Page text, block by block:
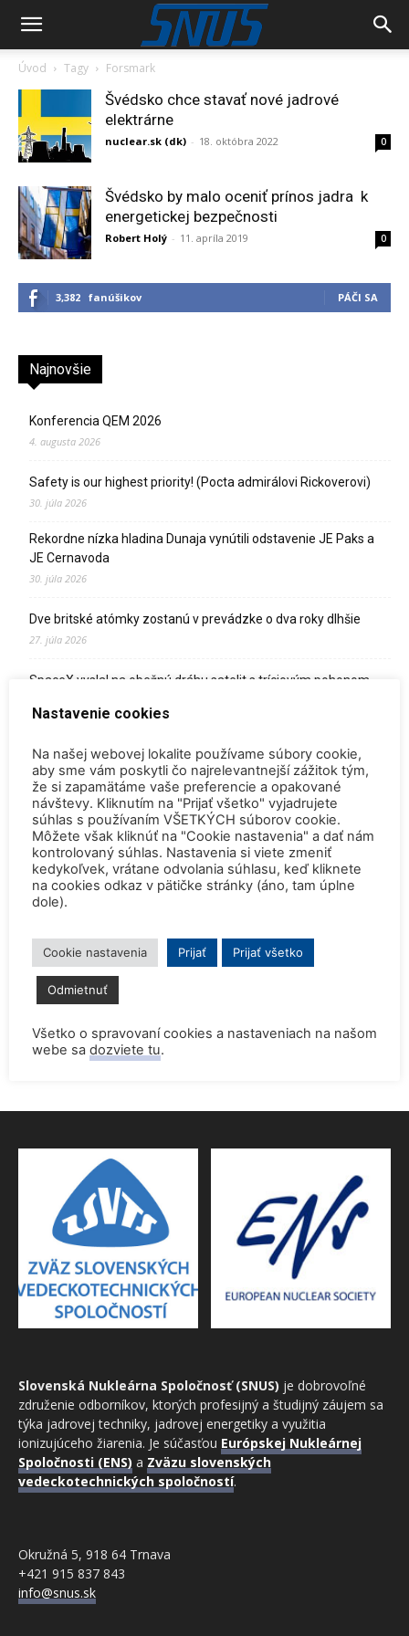
Úvod Tagy Forsmark
Švédsko chce stavať nové jadrové
elektrárne
nuclear.sk (dk) - 18. októbra 2022 0
Švédsko by malo oceniť prínos jadra k
energetickej bezpečnosti
Robert Holý - 11. apríla 2019 0
3,382 fanúšikov PÁČI SA
Najnovšie
Konferencia QEM 2026
4. augusta 2026
Safety is our highest priority! (Pocta admirálovi Rickoverovi)
30. júla 2026
Rekordne nízka hladina Dunaja vynútili odstavenie JE Paks a
JE Cernavoda
30. júla 2026
Dve britské atómky zostanú v prevádzke o dva roky dlhšie
27. júla 2026
SpaceX vyslal na obežnú dráhu satelit s tríciovým pohonom
2. júla 2026
Palivo v Mochovciach 4: Slovensko upevňuje pozíciu medzi
jadrovou špičkou Európy
2. júla 2026
Startup Helion získal stámilióny na fúznu elektráreň pre
Microsoft
15. júna 2026
Prednáška o jadrovej energetike zaujala študentov aj
pedagógov gymnázia
9. júna 2026
Povolenie jadrového dozoru pre 4.blok EMO
9. júna 2026
Slovenská Nukleárna Spoločnosť (SNUS) je dobrovoľné
združenie odborníkov, ktorých profesijný a študijný záujem sa
týka jadrovej techniky, jadrovej energetiky a využitia
ionizujúceho žiarenia. Je súčasťou Európskej Nukleárnej
Spoločnosti (ENS) a Zväzu slovenských
vedeckotechnických spoločností.
Okružná 5, 918 64 Trnava
+421 915 837 843
info@snus.sk
Nastavenie cookies
Na našej webovej lokalite používame súbory cookie,
aby sme vám poskytli čo najrelevantnejší zážitok tým,
že si zapamätáme vaše preferencie a opakované
návštevy. Kliknutím na "Prijať všetko" vyjadrujete
súhlas s používaním VŠETKÝCH súborov cookie.
Môžete však kliknúť na "Cookie nastavenia" a dať nám
kontrolovaný súhlas. Nastavenia si viete zmeniť
kedykoľvek, vrátane odvolania súhlasu, keď kliknete
na cookies odkaz v pätičke stránky (áno, tam úplne
dole).
Cookie nastavenia Prijať Prijať všetko
Odmietnuť
Všetko o spravovaní cookies a nastaveniach na našom
webe sa dozviete tu.